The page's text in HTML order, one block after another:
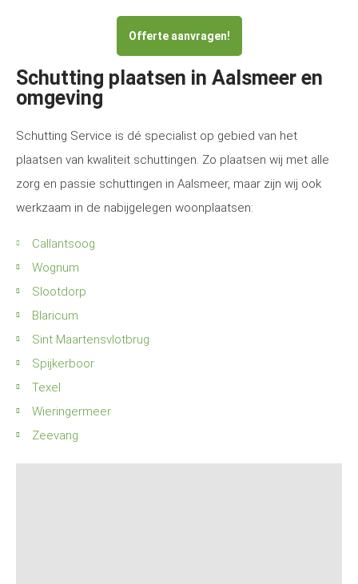
Offerte aanvragen!
Schutting plaatsen in Aalsmeer en
omgeving
Schutting Service is dé specialist op gebied van het
plaatsen van kwaliteit schuttingen. Zo plaatsen wij met alle
zorg en passie schuttingen in Aalsmeer, maar zijn wij ook
werkzaam in de nabijgelegen woonplaatsen:
Callantsoog
Wognum
Slootdorp
Blaricum
Sint Maartensvlotbrug
Spijkerboor
Texel
Wieringermeer
Zeevang